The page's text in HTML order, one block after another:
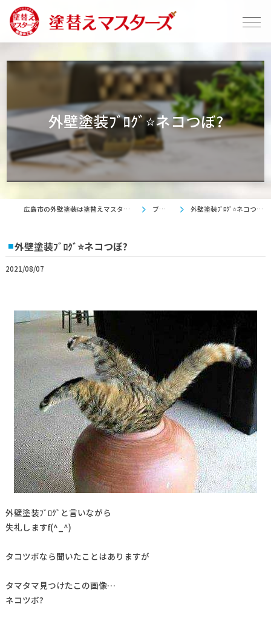
外壁塗装ﾌﾞﾛｸﾞ⭐ネコつぼ?
広島市の外壁塗装は塗替えマスターズ ブログ 外壁塗装ﾌﾞﾛｸﾞ⭐ネコつぼ?
外壁塗装ﾌﾞﾛｸﾞ⭐ネコつぼ?
2021/08/07
外壁塗装ﾌﾞﾛｸﾞと言いながら
失礼しますf(^_^)
タコツボなら聞いたことはありますが
タマタマ見つけたこの画像…
ネコツボ?